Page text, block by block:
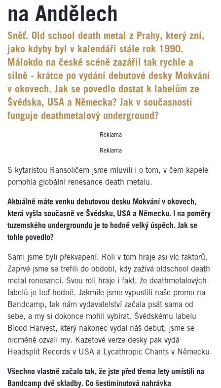
na Andělech
Sněť. Old school death metal z Prahy, který zní,
jako kdyby byl v kalendáři stále rok 1990.
Málokdo na české scéně zazářil tak rychle a
silně - krátce po vydání debutové desky Mokvání
v okovech. Jak se povedlo dostat k labelům ze
Švédska, USA a Německa? Jak v současnosti
funguje deathmetalový underground?
Reklama
Reklama
S kytaristou Ransoličem jsme mluvili i o tom, v čem kapele
pomohla globální renesance death metalu.
Aktuálně máte venku debutovou desku Mokvání v okovech,
která vyšla současně ve Švédsku, USA a Německu. I na poměry
tuzemského undergroundu je to hodně velký úspěch. Jak se
tohle povedlo?
Sami jsme byli překvapení. Roli v tom hraje asi víc faktorů.
Zaprvé jsme se trefili do období, kdy zažívá oldschool death
metal renesanci. Svou roli hraje i fakt, že deathmetalových
labelů je teď hodně. Jakmile jsme vypustili naše promo na
Bandcamp, tak nám vydavatelství začala psát sama od
sebe, a my si dokonce mohli vybírat. Švédskému labelu
Blood Harvest, který nakonec vydal náš debut, jsme se
nicméně ozvali my. Kazetové verze desky pak vydá
Headsplit Records v USA a Lycathropic Chants v Německu.
Všechno vlastně začalo tak, že jste před třema lety umístili na
Bandcamp dvě skladby. Co šestiminutová nahrávka